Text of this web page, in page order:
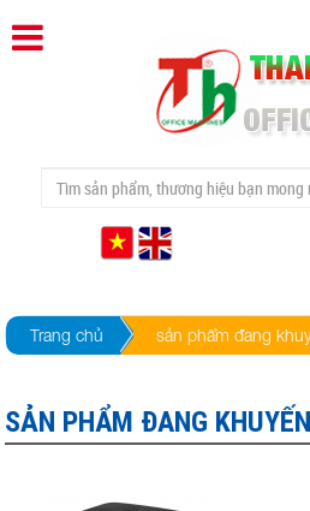
Trang chủ sản phẩm đang
SẢN PHẨM ĐANG